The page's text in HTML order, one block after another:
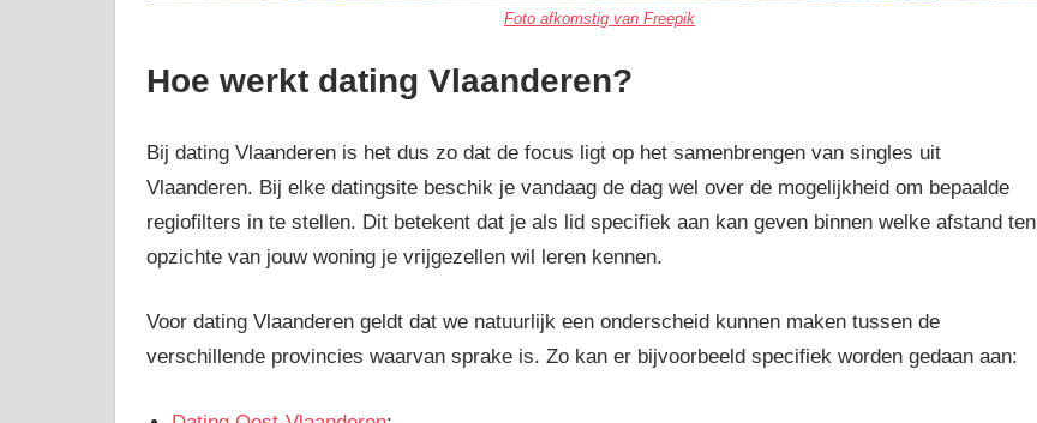
Foto afkomstig van Freepik
Hoe werkt dating Vlaanderen?
Bij dating Vlaanderen is het dus zo dat de focus ligt op het samenbrengen van singles uit
Vlaanderen. Bij elke datingsite beschik je vandaag de dag wel over de mogelijkheid om bepaalde
regiofilters in te stellen. Dit betekent dat je als lid specifiek aan kan geven binnen welke afstand ten
opzichte van jouw woning je vrijgezellen wil leren kennen.
Voor dating Vlaanderen geldt dat we natuurlijk een onderscheid kunnen maken tussen de
verschillende provincies waarvan sprake is. Zo kan er bijvoorbeeld specifiek worden gedaan aan: